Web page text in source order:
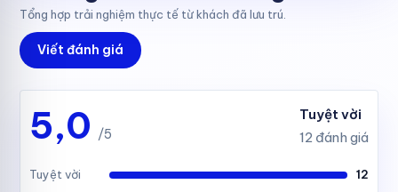
Tổng hợp trải nghiệm thực tế từ khách đã lưu trú.
Viết đánh giá
5,0 /5
Tuyệt vời
12 đánh giá
Tuyệt vời
12